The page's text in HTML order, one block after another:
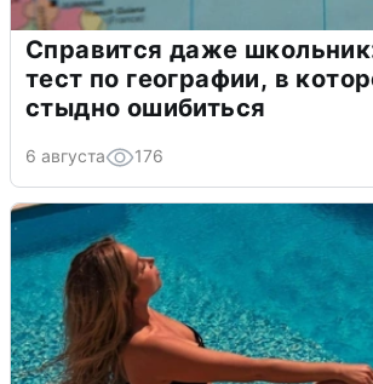
Справится даже
тест по географии, в
стыдно ошибиться
6 августа 176